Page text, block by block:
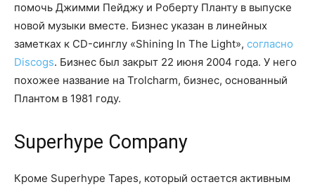
помочь Джимми Пейджу и Роберту Планту в выпуске
новой музыки вместе. Бизнес указан в линейных
заметках к CD-синглу «Shining In The Light», согласно
Discogs. Бизнес был закрыт 22 июня 2004 года. У него
похожее название на Trolcharm, бизнес, основанный
Плантом в 1981 году.
Superhype Company
Кроме Superhype Tapes, который остается активным